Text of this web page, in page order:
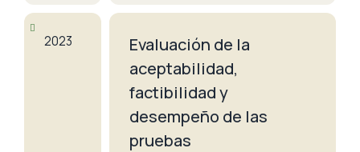
2023
Evaluación de la
aceptabilidad,
factibilidad y
desempeño de las
pruebas